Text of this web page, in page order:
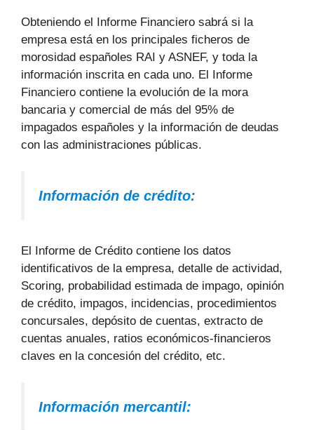
Obteniendo el Informe Financiero sabrá si la
empresa está en los principales ficheros de
morosidad españoles RAI y ASNEF, y toda la
información inscrita en cada uno. El Informe
Financiero contiene la evolución de la mora
bancaria y comercial de más del 95% de
impagados españoles y la información de deudas
con las administraciones públicas.
Información de crédito:
El Informe de Crédito contiene los datos
identificativos de la empresa, detalle de actividad,
Scoring, probabilidad estimada de impago, opinión
de crédito, impagos, incidencias, procedimientos
concursales, depósito de cuentas, extracto de
cuentas anuales, ratios económicos-financieros
claves en la concesión del crédito, etc.
Información mercantil: